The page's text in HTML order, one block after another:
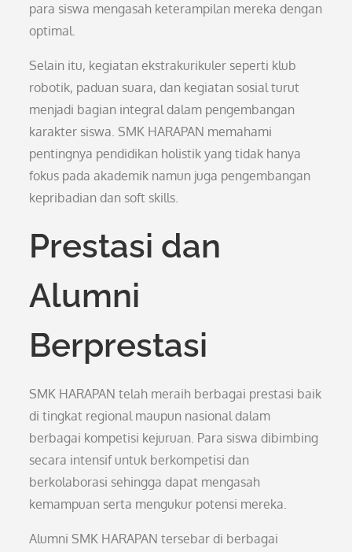
para siswa mengasah keterampilan mereka dengan
optimal.
Selain itu, kegiatan ekstrakurikuler seperti klub
robotik, paduan suara, dan kegiatan sosial turut
menjadi bagian integral dalam pengembangan
karakter siswa. SMK HARAPAN memahami
pentingnya pendidikan holistik yang tidak hanya
fokus pada akademik namun juga pengembangan
kepribadian dan soft skills.
Prestasi dan
Alumni
Berprestasi
SMK HARAPAN telah meraih berbagai prestasi baik
di tingkat regional maupun nasional dalam
berbagai kompetisi kejuruan. Para siswa dibimbing
secara intensif untuk berkompetisi dan
berkolaborasi sehingga dapat mengasah
kemampuan serta mengukur potensi mereka.
Alumni SMK HARAPAN tersebar di berbagai